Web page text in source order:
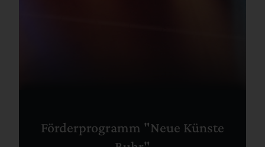
Förderprogramm "Neue Künste